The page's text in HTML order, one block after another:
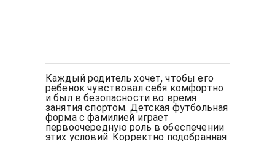
Каждый родитель хочет, чтобы его
ребенок чувствовал себя комфортно
и был в безопасности во время
занятия спортом. Детская футбольная
форма с фамилией играет
первоочередную роль в обеспечении
этих условий. Корректно подобранная